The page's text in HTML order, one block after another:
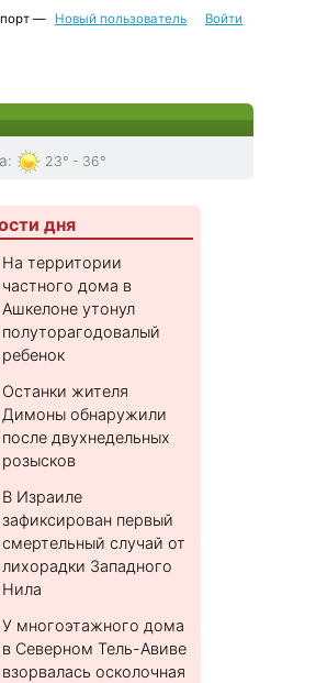
— Новый пользователь Войти
: 23° - 36°
дня
На территории
частного дома в
Ашкелоне утонул
полуторагодовалый
ребенок
Останки жителя
Димоны обнаружили
после двухнедельных
розысков
В Израиле
зафиксирован первый
смертельный случай от
лихорадки Западного
Нила
У многоэтажного дома
в Северном Тель-Авиве
взорвалась осколочная